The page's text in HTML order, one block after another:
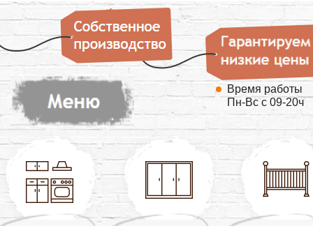
Время работы
Пн-Вс с 09-20ч